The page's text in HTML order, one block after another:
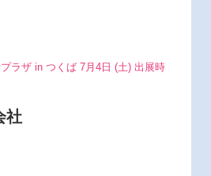
ラザ in つくば 7月4日 (土) 出展時
社